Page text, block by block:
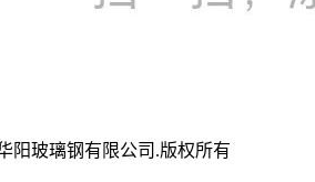
阳玻璃钢有限公司.版权所有